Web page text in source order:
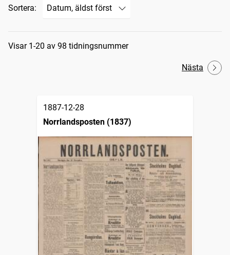
Sortera:
Sökresultat
Visar 1-20 av 98 tidningsnummer
Nästa
1887-12-28
Norrlandsposten (1837)